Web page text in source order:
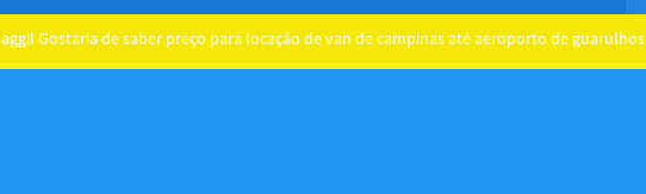
aggil Gostaria de saber preço para locação de van de campinas até aeroporto de guarulhos